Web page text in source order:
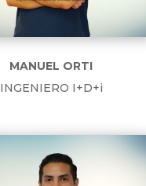
MANUEL ORTI
INGENIERO I+D+i